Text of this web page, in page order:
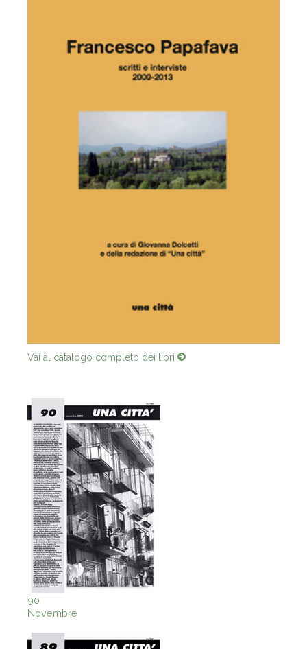
Vai al catalogo completo dei libri
90
Novembre